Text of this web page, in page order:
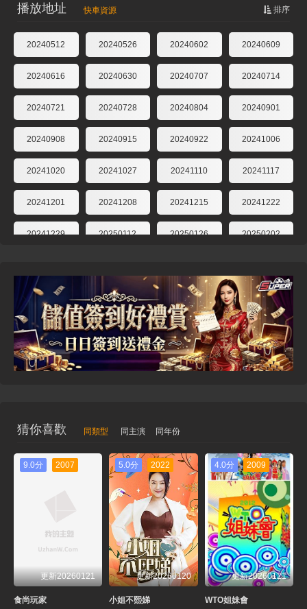
排序
播放地址 快車資源
20240512 20240526 20240602 20240609
20240616 20240630 20240707 20240714
20240721 20240728 20240804 20240901
20240908 20240915 20240922 20241006
20241020 20241027 20241110 20241117
20241201 20241208 20241215 20241222
20241229 20250112 20250126 20250202
20250316 20250323 20250406 20250420
20250511 20250518 20250608 20250615
20250629 20250713 20250720 20250727
20250921
20251019 20251026 20251102 20251109
20251130 20251207 20251221
20260125 20260201 20260208
20260215 20260308 20260315 20260322
20260329 20260405 20260412 20260419
猜你喜歡 同類型 同主演 同年份
9.0分 2007
更新20260121
食尚玩家
5.0分 2022
更新20260120
小姐不熙娣
4.0分 2009
更新20260121
WTO姐妹會